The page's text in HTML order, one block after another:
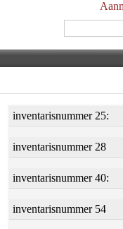
inventarisnummer 25:
inventarisnummer 28
inventarisnummer 40:
inventarisnummer 54